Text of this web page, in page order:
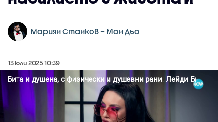
Мариян Станков – Мон Дьо
13 юли 2025 10:39